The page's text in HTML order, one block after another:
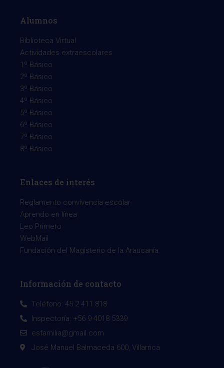
Alumnos
Biblioteca Virtual
Actividades extraescolares
1º Básico
2º Básico
3º Básico
4º Básico
5º Básico
6º Básico
7º Básico
8º Básico
Enlaces de interés
Reglamento convivencia escolar
Aprendo en línea
Leo Primero
WebMail
Fundación del Magisterio de la Araucanía
Información de contacto
Teléfono: 45 2 411 818
Inspectoría: +56 9 4018 5339
esfamilia@gmail.com
José Manuel Balmaceda 600, Villarrica